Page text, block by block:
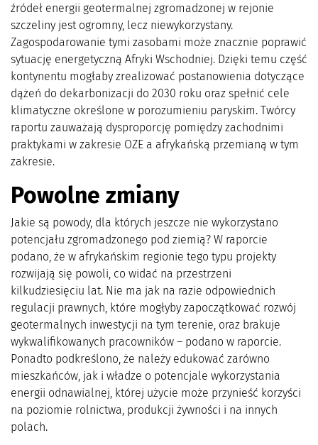
źródeł energii geotermalnej zgromadzonej w rejonie
szczeliny jest ogromny, lecz niewykorzystany.
Zagospodarowanie tymi zasobami może znacznie poprawić
sytuację energetyczną Afryki Wschodniej. Dzięki temu część
kontynentu mogłaby zrealizować postanowienia dotyczące
dążeń do dekarbonizacji do 2030 roku oraz spełnić cele
klimatyczne określone w porozumieniu paryskim. Twórcy
raportu zauważają dysproporcję pomiędzy zachodnimi
praktykami w zakresie OZE a afrykańską przemianą w tym
zakresie.
Powolne zmiany
Jakie są powody, dla których jeszcze nie wykorzystano
potencjału zgromadzonego pod ziemią? W raporcie
podano, że w afrykańskim regionie tego typu projekty
rozwijają się powoli, co widać na przestrzeni
kilkudziesięciu lat. Nie ma jak na razie odpowiednich
regulacji prawnych, które mogłyby zapoczątkować rozwój
geotermalnych inwestycji na tym terenie, oraz brakuje
wykwalifikowanych pracowników – podano w raporcie.
Ponadto podkreślono, że należy edukować zarówno
mieszkańców, jak i władze o potencjale wykorzystania
energii odnawialnej, której użycie może przynieść korzyści
na poziomie rolnictwa, produkcji żywności i na innych
polach.